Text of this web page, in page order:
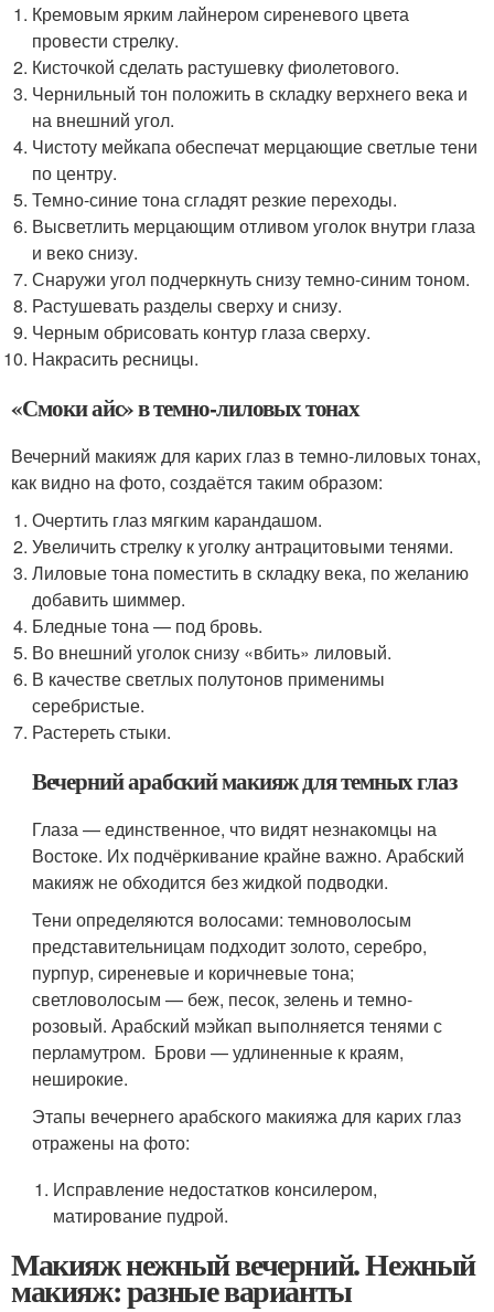
Кремовым ярким лайнером сиреневого цвета
провести стрелку.
Кисточкой сделать растушевку фиолетового.
Чернильный тон положить в складку верхнего века и
на внешний угол.
Чистоту мейкапа обеспечат мерцающие светлые тени
по центру.
Темно-синие тона сгладят резкие переходы.
Высветлить мерцающим отливом уголок внутри глаза
и веко снизу.
Снаружи угол подчеркнуть снизу темно-синим тоном.
Растушевать разделы сверху и снизу.
Черным обрисовать контур глаза сверху.
Накрасить ресницы.
«Смоки айс» в темно-лиловых тонах
Вечерний макияж для карих глаз в темно-лиловых тонах,
как видно на фото, создаётся таким образом:
Очертить глаз мягким карандашом.
Увеличить стрелку к уголку антрацитовыми тенями.
Лиловые тона поместить в складку века, по желанию
добавить шиммер.
Бледные тона — под бровь.
Во внешний уголок снизу «вбить» лиловый.
В качестве светлых полутонов применимы
серебристые.
Растереть стыки.
Вечерний арабский макияж для темных глаз
Глаза — единственное, что видят незнакомцы на
Востоке. Их подчёркивание крайне важно. Арабский
макияж не обходится без жидкой подводки.
Тени определяются волосами: темноволосым
представительницам подходит золото, серебро,
пурпур, сиреневые и коричневые тона;
светловолосым — беж, песок, зелень и темно-
розовый. Арабский мэйкап выполняется тенями с
перламутром. Брови — удлиненные к краям,
неширокие.
Этапы вечернего арабского макияжа для карих глаз
отражены на фото:
Исправление недостатков консилером,
матирование пудрой.
Макияж нежный вечерний. Нежный
макияж: разные варианты